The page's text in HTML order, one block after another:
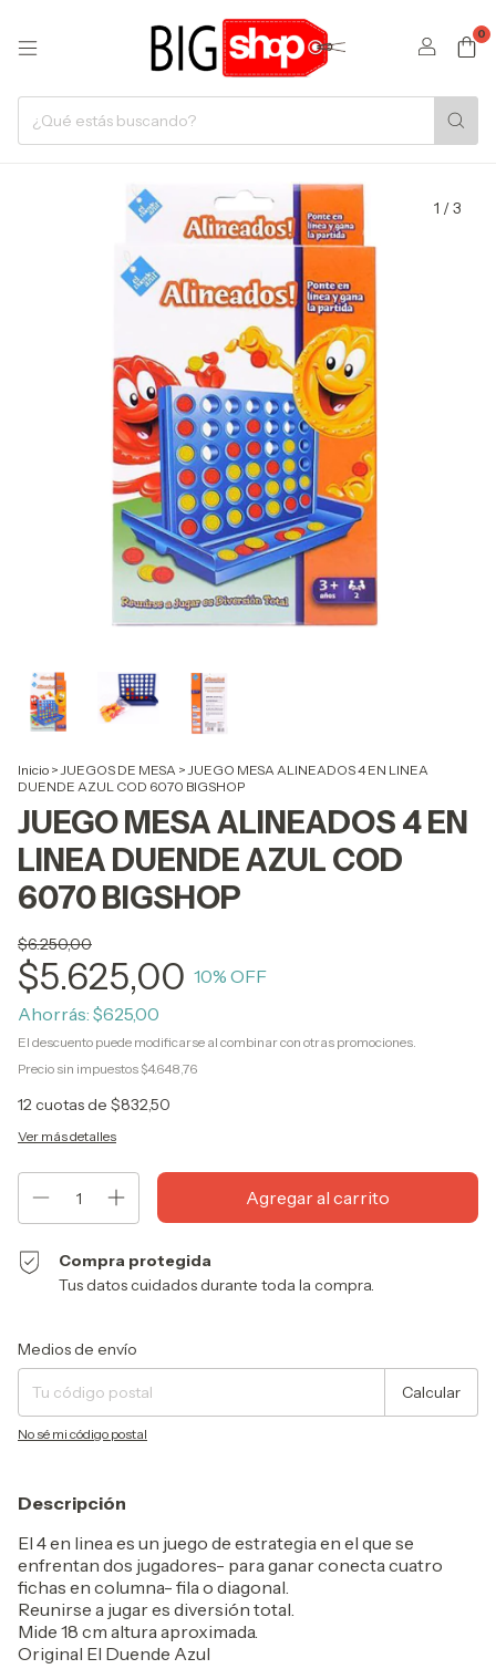
0
1 /3
Inicio > JUEGOS DE MESA > JUEGO MESA ALINEADOS 4 EN LINEA
DUENDE AZUL COD 6070 BIGSHOP
JUEGO MESA ALINEADOS 4 EN
LINEA DUENDE AZUL COD
6070 BIGSHOP
$6.250,00
$5.625,00 10% OFF
Ahorrás: $625,00
El descuento puede modificarse al combinar con otras promociones.
Precio sin impuestos $4.648,76
12cuotas de $832,50
Ver más detalles
Compra protegida
Tus datos cuidados durante toda la compra.
Entregas para el CP:
Medios de envío
Calcular
No sé mi código postal
Descripción
El 4 en linea es un juego de estrategia en el que se
enfrentan dos jugadores- para ganar conecta cuatro
fichas en columna- fila o diagonal.
Reunirse a jugar es diversión total.
Mide 18 cm altura aproximada.
Original El Duende Azul